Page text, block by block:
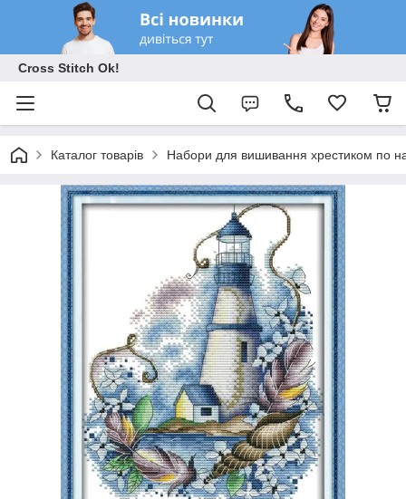
Cross Stitch Ok!
Каталог товарів Набори для вишивання хрестиком по